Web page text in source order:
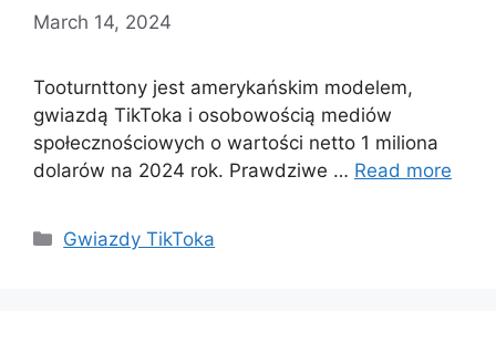
March 14, 2024
Tooturnttony jest amerykańskim modelem,
gwiazdą TikToka i osobowością mediów
społecznościowych o wartości netto 1 miliona
dolarów na 2024 rok. Prawdziwe … Read more
Categories
Gwiazdy TikToka